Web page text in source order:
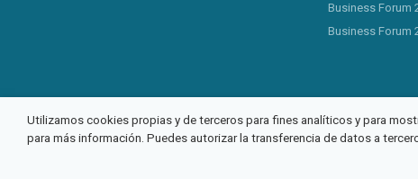
Business Forum
Business Forum
Utilizamos cookies propias y de terceros para fines analíticos y para
para más información. Puedes autorizar la transferencia de datos a